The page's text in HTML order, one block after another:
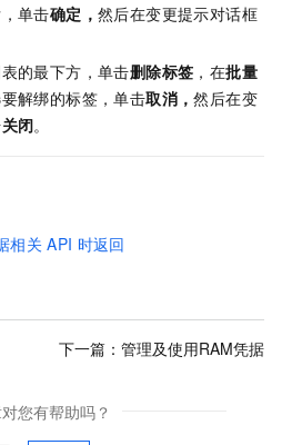
单击确定 ，然后在变更提示对话框
的最下方，单击删除标签 ，在批量
解绑的标签，单击取消 ，然后在变
关闭。
相关 API 时返回
下一篇： 管理及使用RAM凭据
您有帮助吗？